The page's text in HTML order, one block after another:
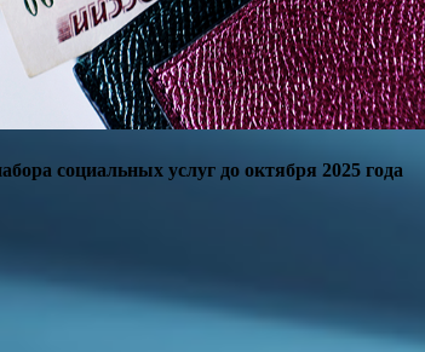
социальных услуг до октября 2025 года